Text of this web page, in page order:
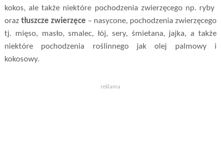
kokos, ale także niektóre pochodzenia zwierzęcego np. ryby
oraz tłuszcze zwierzęce – nasycone, pochodzenia zwierzęcego
tj. mięso, masło, smalec, łój, sery, śmietana, jajka, a także
niektóre pochodzenia roślinnego jak olej palmowy i
kokosowy.
reklama